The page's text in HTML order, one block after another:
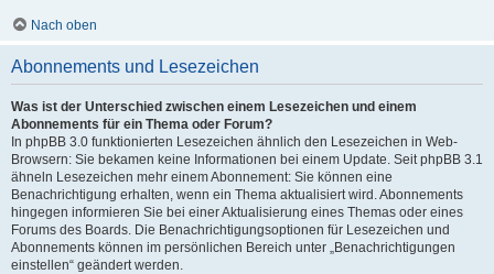
Nach oben
Abonnements und Lesezeichen
Was ist der Unterschied zwischen einem Lesezeichen und einem
Abonnements für ein Thema oder Forum?
In phpBB 3.0 funktionierten Lesezeichen ähnlich den Lesezeichen in Web-
Browsern: Sie bekamen keine Informationen bei einem Update. Seit phpBB 3.1
ähneln Lesezeichen mehr einem Abonnement: Sie können eine
Benachrichtigung erhalten, wenn ein Thema aktualisiert wird. Abonnements
hingegen informieren Sie bei einer Aktualisierung eines Themas oder eines
Forums des Boards. Die Benachrichtigungsoptionen für Lesezeichen und
Abonnements können im persönlichen Bereich unter „Benachrichtigungen
einstellen“ geändert werden.